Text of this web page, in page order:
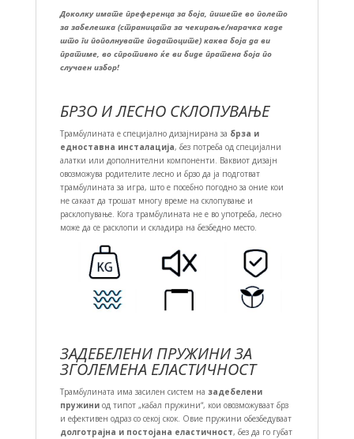
Доколку имате преференца за боја, пишете во полето
за забелешка (страницата за чекирање/нарачка каде
што ги пополнувате податоците) каква боја да ви
пратиме, во спротивно ќе ви биде пратена боја по
случаен избор!
БРЗО И ЛЕСНО СКЛОПУВАЊЕ
Трамбулината е специјално дизајнирана за брза и
едноставна инсталација, без потреба од специјални
алатки или дополнителни компоненти. Ваквиот дизајн
овозможува родителите лесно и брзо да ја подготват
трамбулината за игра, што е посебно погодно за оние кои
не сакаат да трошат многу време на склопување и
расклопување. Кога трамбулината не е во употреба, лесно
може да се расклопи и складира на безбедно место.
ЗАДЕБЕЛЕНИ ПРУЖИНИ ЗА
ЗГОЛЕМЕНА ЕЛАСТИЧНОСТ
Трамбулината има засилен систем на задебелени
пружиниод типот „кабал пружини“, кои овозможуваат брз
и ефективен одраз со секој скок. Овие пружини обезбедуваат
долготрајна и постојана еластичност, без да го губат